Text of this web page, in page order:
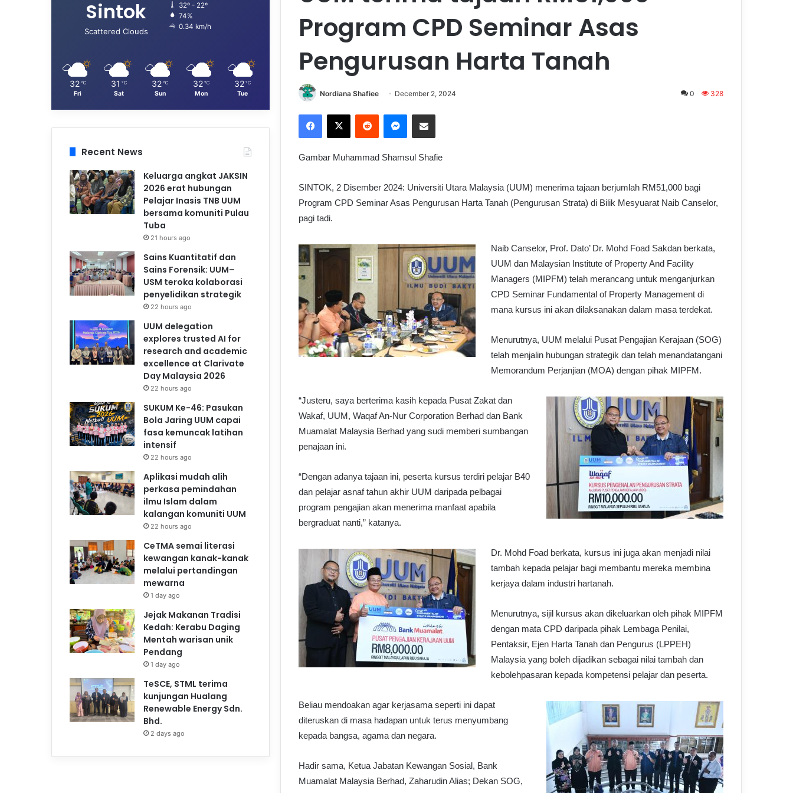
Program CPD Seminar Asas
Pengurusan Harta Tanah
Nordiana Shafiee December 2, 2024 0 328
Gambar Muhammad Shamsul Shafie
SINTOK, 2 Disember 2024: Universiti Utara Malaysia (UUM) menerima tajaan berjumlah RM51,000 bagi
Program CPD Seminar Asas Pengurusan Harta Tanah (Pengurusan Strata) di Bilik Mesyuarat Naib Canselor,
pagi tadi.
Naib Canselor, Prof. Dato’ Dr. Mohd Foad Sakdan berkata,
UUM dan Malaysian Institute of Property And Facility
Managers (MIPFM) telah merancang untuk menganjurkan
CPD Seminar Fundamental of Property Management di
mana kursus ini akan dilaksanakan dalam masa terdekat.
Menurutnya, UUM melalui Pusat Pengajian Kerajaan (SOG)
telah menjalin hubungan strategik dan telah menandatangani
Memorandum Perjanjian (MOA) dengan pihak MIPFM.
“Justeru, saya berterima kasih kepada Pusat Zakat dan
Wakaf, UUM, Waqaf An-Nur Corporation Berhad dan Bank
Muamalat Malaysia Berhad yang sudi memberi sumbangan
penajaan ini.
“Dengan adanya tajaan ini, peserta kursus terdiri pelajar B40
dan pelajar asnaf tahun akhir UUM daripada pelbagai
program pengajian akan menerima manfaat apabila
bergraduat nanti,” katanya.
Dr. Mohd Foad berkata, kursus ini juga akan menjadi nilai
tambah kepada pelajar bagi membantu mereka membina
kerjaya dalam industri hartanah.
Menurutnya, sijil kursus akan dikeluarkan oleh pihak MIPFM
dengan mata CPD daripada pihak Lembaga Penilai,
Pentaksir, Ejen Harta Tanah dan Pengurus (LPPEH)
Malaysia yang boleh dijadikan sebagai nilai tambah dan
kebolehpasaran kepada kompetensi pelajar dan peserta.
Beliau mendoakan agar kerjasama seperti ini dapat
diteruskan di masa hadapan untuk terus menyumbang
kepada bangsa, agama dan negara.
Hadir sama, Ketua Jabatan Kewangan Sosial, Bank
Muamalat Malaysia Berhad, Zaharudin Alias; Dekan SOG,
Sintok
Scattered Clouds
32º - 22º
74%
0.34 km/h
32 ℃
Fri
31 ℃
Sat
32 ℃
Sun
32 ℃
Mon
32 ℃
Tue
Recent News
Keluarga angkat JAKSIN
2026 erat hubungan
Pelajar Inasis TNB UUM
bersama komuniti Pulau
Tuba
21 hours ago
Sains Kuantitatif dan
Sains Forensik: UUM–
USM teroka kolaborasi
penyelidikan strategik
22 hours ago
UUM delegation
explores trusted AI for
research and academic
excellence at Clarivate
Day Malaysia 2026
22 hours ago
SUKUM Ke-46: Pasukan
Bola Jaring UUM capai
fasa kemuncak latihan
intensif
22 hours ago
Aplikasi mudah alih
perkasa pemindahan
ilmu Islam dalam
kalangan komuniti UUM
22 hours ago
CeTMA semai literasi
kewangan kanak-kanak
melalui pertandingan
mewarna
1 day ago
Jejak Makanan Tradisi
Kedah: Kerabu Daging
Mentah warisan unik
Pendang
1 day ago
TeSCE, STML terima
kunjungan Hualang
Renewable Energy Sdn.
Bhd.
2 days ago